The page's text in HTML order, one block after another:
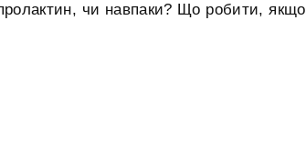
чи навпаки? Що робити, якщо